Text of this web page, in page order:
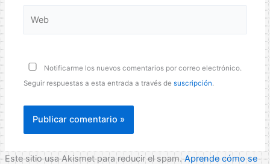
Notificarme los nuevos comentarios por correo electrónico.
Seguir respuestas a esta entrada a través desuscripción.
Este sitio usa Akismet para reducir el spam.Aprende cómo se